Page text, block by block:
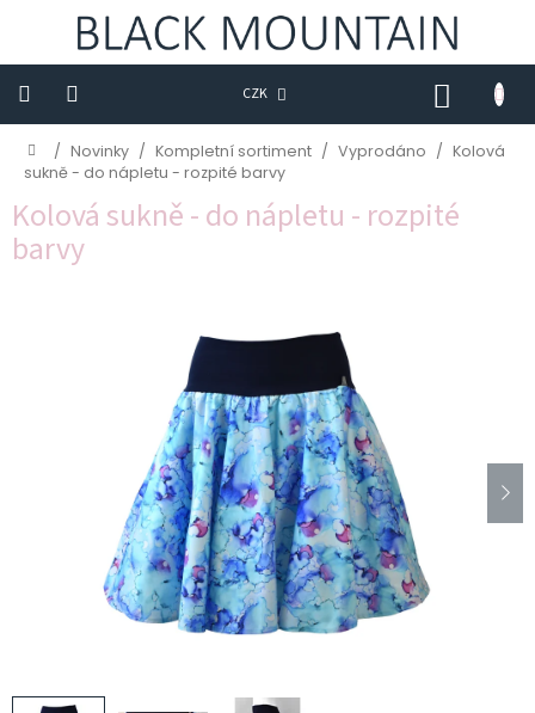
CZK
KOŠÍK
Novinky
M
Trička
Domů
/ Novinky / Kompletní sortiment / Vyprodáno / Kolová
sukně - do nápletu - rozpité barvy
Kolová sukně - do nápletu - rozpité
barvy